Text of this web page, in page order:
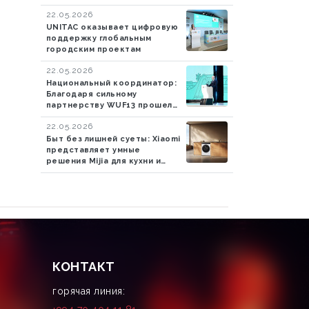
22.05.2026
UNITAC оказывает цифровую
поддержку глобальным
городским проектам
22.05.2026
Национальный координатор:
Благодаря сильному
партнерству WUF13 прошел
успешно
22.05.2026
Быт без лишней суеты: Xiaomi
представляет умные
решения Mijia для кухни и
стирки
КОНТАКТ
горячая линия: